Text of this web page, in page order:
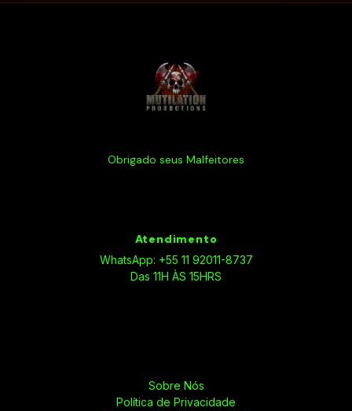
Obrigado seus Malfeitores
Atendimento
WhatsApp: +55 11 92011-8737
Das 11H ÀS 15HRS
Sobre Nós
Política de Privacidade